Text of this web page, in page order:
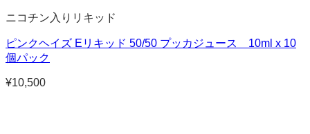
ニコチン入りリキッド
ピンクヘイズ Eリキッド 50/50 プッカジュース 10ml x 10
個パック
¥10,500